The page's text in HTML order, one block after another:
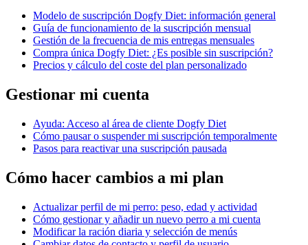
Modelo de suscripción Dogfy Diet: información general
Guía de funcionamiento de la suscripción mensual
Gestión de la frecuencia de mis entregas mensuales
Compra única Dogfy Diet: ¿Es posible sin suscripción?
Precios y cálculo del coste del plan personalizado
Gestionar mi cuenta
Ayuda: Acceso al área de cliente Dogfy Diet
Cómo pausar o suspender mi suscripción temporalmente
Pasos para reactivar una suscripción pausada
Cómo hacer cambios a mi plan
Actualizar perfil de mi perro: peso, edad y actividad
Cómo gestionar y añadir un nuevo perro a mi cuenta
Modificar la ración diaria y selección de menús